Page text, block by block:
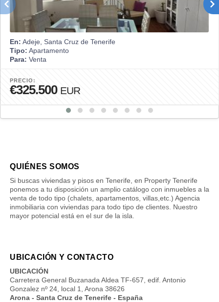
En: Adeje, Santa Cruz de Tenerife
Tipo: Apartamento
Para: Venta
PRECIO:
€325.500 EUR
QUIÉNES SOMOS
Si buscas viviendas y pisos en Tenerife, en Property Tenerife
ponemos a tu disposición un amplio catálogo con inmuebles a la
venta de todo tipo (chalets, apartamentos, villas,etc.) Agencia
inmobiliaria con viviendas para todo tipo de clientes. Nuestro
mayor potencial está en el sur de la isla.
UBICACIÓN Y CONTACTO
UBICACIÓN
Carretera General Buzanada Aldea TF-657, edif. Antonio
Gonzalez nº 24, local 1, Arona 38626
Arona - Santa Cruz de Tenerife - España